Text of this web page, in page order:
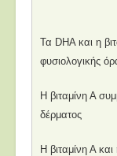
Τα DHA και η
φυσιολογικής
Η βιταμίνη Α
δέρματος
Η βιταμίνη Α